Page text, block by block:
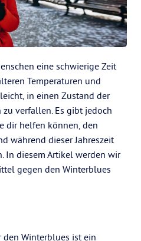
eine schwierige Zeit
Temperaturen und
in einen Zustand der
verfallen. Es gibt jedoch
dir helfen können, den
während dieser Jahreszeit
In diesem Artikel werden wir
gegen den Winterblues
den Winterblues ist ein